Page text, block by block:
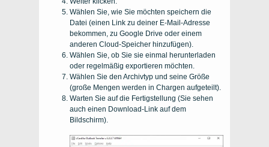
Wählen Sie, wie Sie möchten speichern die
Datei (einen Link zu deiner E-Mail-Adresse
bekommen, zu Google Drive oder einem
anderen Cloud-Speicher hinzufügen).
Wählen Sie, ob Sie sie einmal herunterladen
oder regelmäßig exportieren möchten.
Wählen Sie den Archivtyp und seine Größe
(große Mengen werden in Chargen aufgeteilt).
Warten Sie auf die Fertigstellung (Sie sehen
auch einen Download-Link auf dem
Bildschirm).